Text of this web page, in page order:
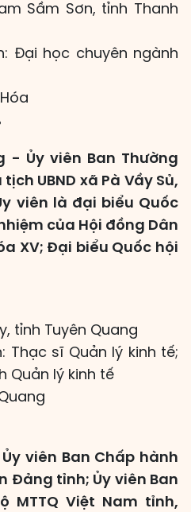
Sầm Sơn, tỉnh Thanh
Đại học chuyên ngành
- Ủy viên Ban Thường
UBND xã Pà Vầy Sủ,
viên là đại biểu Quốc
của Hội đồng Dân
XV; Đại biểu Quốc hội
tỉnh Tuyên Quang
Thạc sĩ Quản lý kinh tế;
Quản lý kinh tế
viên Ban Chấp hành
Đảng tỉnh; Ủy viên Ban
MTTQ Việt Nam tỉnh,